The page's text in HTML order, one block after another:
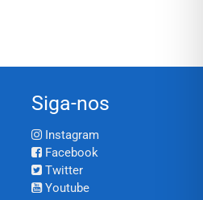
Siga-nos
Instagram
Facebook
Twitter
Youtube